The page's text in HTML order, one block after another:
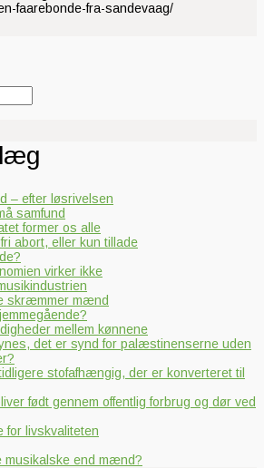
faarebonde-fra-sandevaag/
– efter løsrivelsen
samfund
former os alle
abort, eller kun tillade
virker ikke
skræmmer mænd
mellem kønnene
det er synd for palæstinenserne uden
stofafhængig, der er konverteret til
født gennem offentlig forbrug og dør ved
for livskvaliteten
musikalske end mænd?